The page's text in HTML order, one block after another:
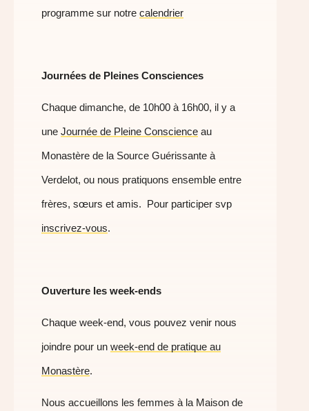
programme sur notre calendrier
Journées de Pleines Consciences
Chaque dimanche, de 10h00 à 16h00, il y a
une Journée de Pleine Conscience au
Monastère de la Source Guérissante à
Verdelot, ou nous pratiquons ensemble entre
frères, sœurs et amis. Pour participer svp
inscrivez-vous.
Ouverture les week-ends
Chaque week-end, vous pouvez venir nous
joindre pour un week-end de pratique au
Monastère.
Nous accueillons les femmes à la Maison de